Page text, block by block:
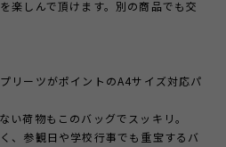
楽しんで頂けます。別の商品でも交
リーツがポイントのA4サイズ対応パ
い荷物もこのバッグでスッキリ。
、参観日や学校行事でも重宝するバ